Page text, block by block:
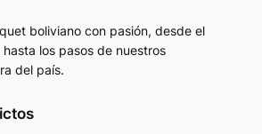
boliviano con pasión, desde el
los pasos de nuestros
del país.